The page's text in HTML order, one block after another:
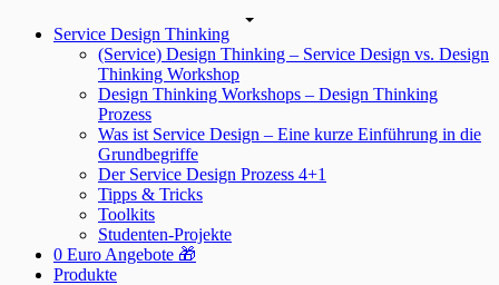
Service Design Thinking
(Service) Design Thinking – Service Design vs. Design
Thinking Workshop
Design Thinking Workshops – Design Thinking
Prozess
Was ist Service Design – Eine kurze Einführung in die
Grundbegriffe
Der Service Design Prozess 4+1
Tipps & Tricks
Toolkits
Studenten-Projekte
0 Euro Angebote 🎁
Produkte